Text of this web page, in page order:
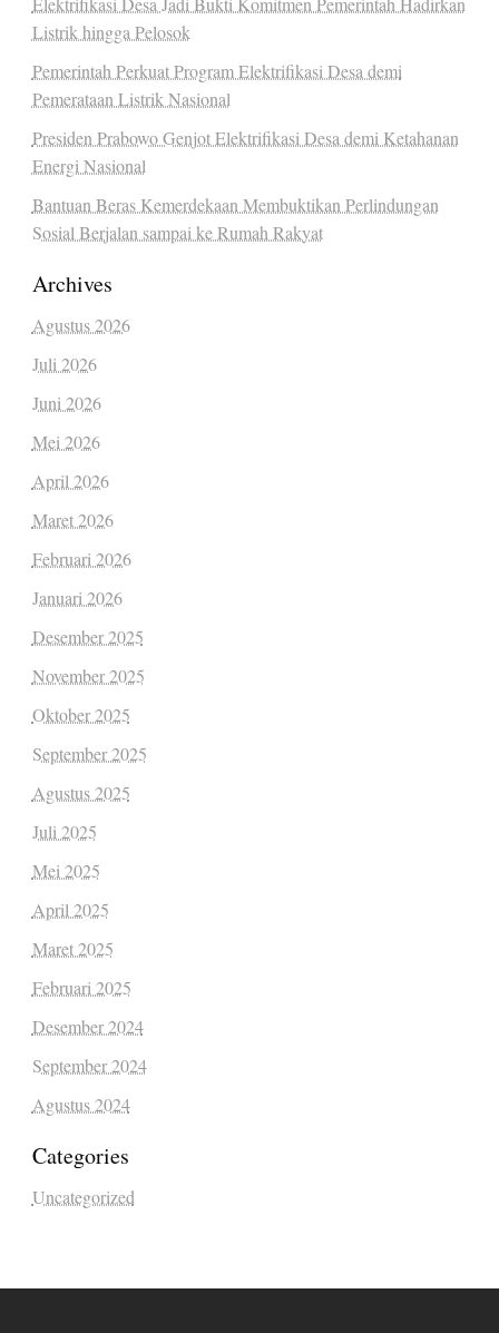
Listrik hingga Pelosok
Pemerintah Perkuat Program Elektrifikasi Desa demi
Pemerataan Listrik Nasional
Presiden Prabowo Genjot Elektrifikasi Desa demi Ketahanan
Energi Nasional
Bantuan Beras Kemerdekaan Membuktikan Perlindungan
Sosial Berjalan sampai ke Rumah Rakyat
Archives
Agustus 2026
Juli 2026
Juni 2026
Mei 2026
April 2026
Maret 2026
Februari 2026
Januari 2026
Desember 2025
November 2025
Oktober 2025
September 2025
Agustus 2025
Juli 2025
Mei 2025
April 2025
Maret 2025
Februari 2025
Desember 2024
September 2024
Agustus 2024
Categories
Uncategorized